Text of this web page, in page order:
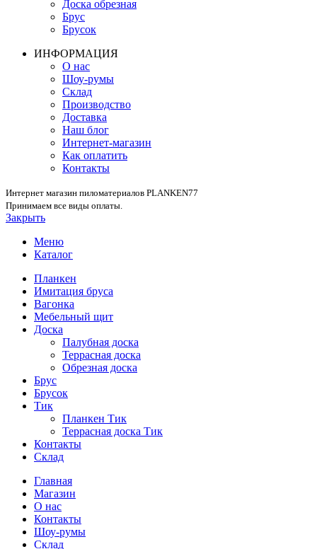
Доска обрезная
Брус
Брусок
ИНФОРМАЦИЯ
О нас
Шоу-румы
Склад
Производство
Доставка
Наш блог
Интернет-магазин
Как оплатить
Контакты
Интернет магазин пиломатериалов PLANKEN77
Принимаем все виды оплаты.
Закрыть
Меню
Каталог
Планкен
Имитация бруса
Вагонка
Мебельный щит
Доска
Палубная доска
Террасная доска
Обрезная доска
Брус
Брусок
Тик
Планкен Тик
Террасная доска Тик
Контакты
Склад
Главная
Магазин
О нас
Контакты
Шоу-румы
Склад